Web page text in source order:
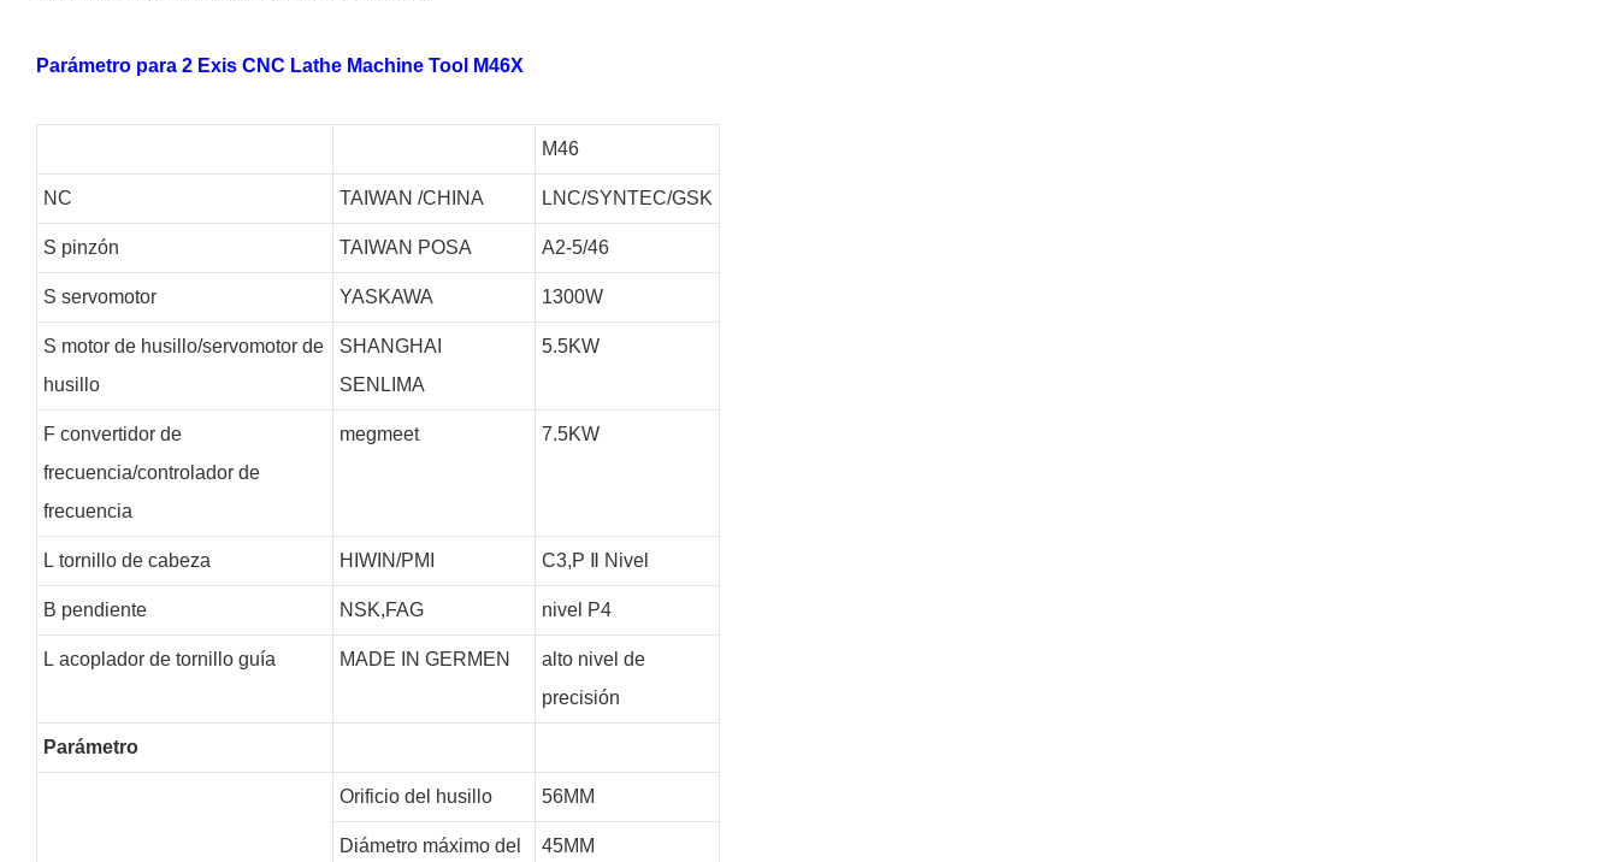
Parámetro para 2 Exis CNC Lathe Machine Tool M46X
M46
NC TAIWAN /CHINA LNC/SYNTEC/GSK
S pinzón TAIWAN POSA A2-5/46
S servomotor YASKAWA 1300W
S motor de husillo/servomotor de
husillo
SHANGHAI
SENLIMA
5.5KW
Fconvertidor de
frecuencia/controlador de
frecuencia
megmeet 7.5KW
L tornillo de cabeza HIWIN/PMI C3,P Nivel
B pendiente NSK,FAG nivel P4
L acoplador de tornillo guía MADE IN GERMEN
alto nivel de
precisión
Parámetro
Orificio del husillo 56MM
Diámetro máximo del
45MM